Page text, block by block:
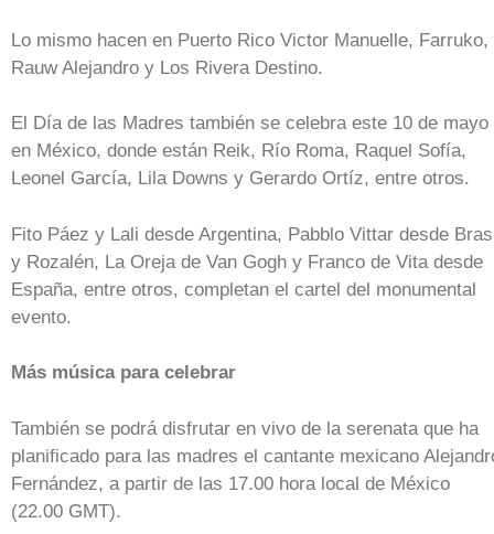
Lo mismo hacen en Puerto Rico Victor Manuelle, Farruko,
Rauw Alejandro y Los Rivera Destino.
El Día de las Madres también se celebra este 10 de mayo
en México, donde están Reik, Río Roma, Raquel Sofía,
Leonel García, Lila Downs y Gerardo Ortíz, entre otros.
Fito Páez y Lali desde Argentina, Pabblo Vittar desde
y Rozalén, La Oreja de Van Gogh y Franco de Vita desde
España, entre otros, completan el cartel del monumental
evento.
Más música para celebrar
También se podrá disfrutar en vivo de la serenata que ha
planificado para las madres el cantante mexicano
Fernández, a partir de las 17.00 hora local de México
(22.00 GMT).